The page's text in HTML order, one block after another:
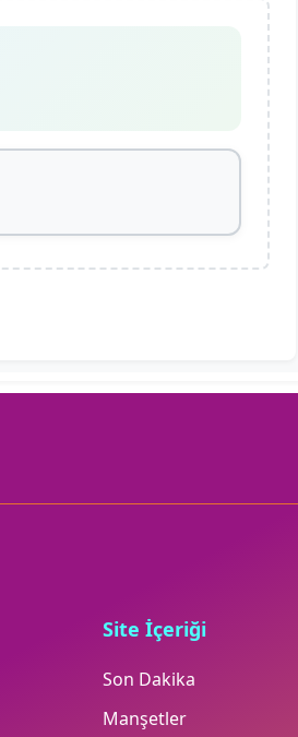
Site İçeriği
Son Dakika
Manşetler